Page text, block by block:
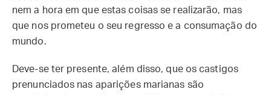
nem a hora em que estas coisas se realizarão, mas
que nos prometeu o seu regresso e a consumação do
mundo.
Deve-se ter presente, além disso, que os castigos
prenunciados nas aparições marianas são